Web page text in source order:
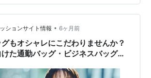
かりますな レディースっぽい見た目から
化しました だいぶ着け心地も変わって良
ます マイナス点としては このカバン専用
ッド…
ションサイト情報 • 6ヶ月前
もオシャレにこだわりませんか？
た通勤バッグ・ビジネスバッグ【